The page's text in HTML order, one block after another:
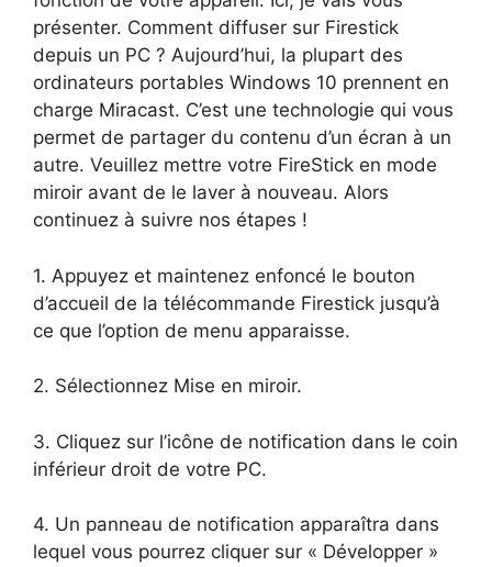
présenter. Comment diffuser sur Firestick
depuis un PC ? Aujourd’hui, la plupart des
ordinateurs portables Windows 10 prennent en
charge Miracast. C’est une technologie qui vous
permet de partager du contenu d’un écran à un
autre. Veuillez mettre votre FireStick en mode
miroir avant de le laver à nouveau. Alors
continuez à suivre nos étapes !
1. Appuyez et maintenez enfoncé le bouton
d’accueil de la télécommande Firestick jusqu’à
ce que l’option de menu apparaisse.
2. Sélectionnez Mise en miroir.
3. Cliquez sur l’icône de notification dans le coin
inférieur droit de votre PC.
4. Un panneau de notification apparaîtra dans
lequel vous pourrez cliquer sur « Développer »